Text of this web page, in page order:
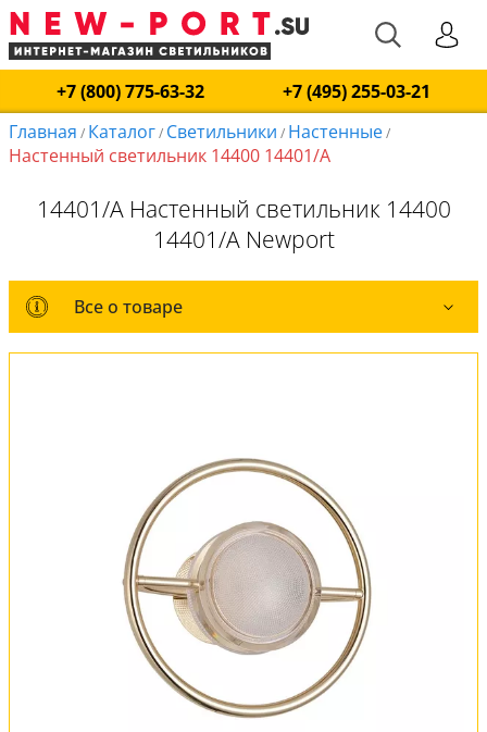
+7 (800) 775-63-32
+7 (495) 255-03-21
Главная / Каталог/ Светильники / Настенные/
Настенный светильник 14400 14401/A
14401/A Настенный светильник 14400
14401/A Newport
Все о товаре
Все о товаре
Вся коллекция
Оплата и доставка
Обмен и возврат
Установка